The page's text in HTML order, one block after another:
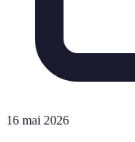
16 mai 2026